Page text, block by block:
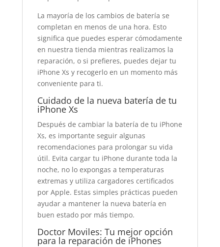
La mayoría de los cambios de batería se
completan en menos de una hora. Esto
significa que puedes esperar cómodamente
en nuestra tienda mientras realizamos la
reparación, o si prefieres, puedes dejar tu
iPhone Xs y recogerlo en un momento más
conveniente para ti.
Cuidado de la nueva batería de tu
iPhone Xs
Después de cambiar la batería de tu iPhone
Xs, es importante seguir algunas
recomendaciones para prolongar su vida
útil. Evita cargar tu iPhone durante toda la
noche, no lo expongas a temperaturas
extremas y utiliza cargadores certificados
por Apple. Estas simples prácticas pueden
ayudar a mantener la nueva batería en
buen estado por más tiempo.
Doctor Moviles: Tu mejor opción
para la reparación de iPhones